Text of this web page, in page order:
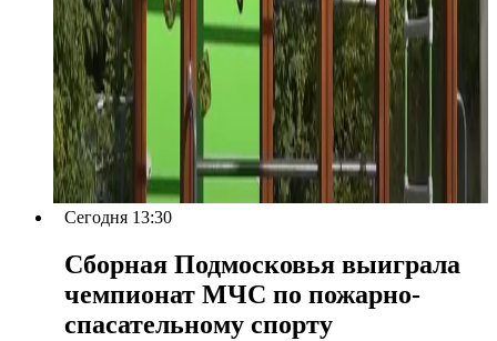
Сегодня 13:30
Сборная Подмосковья выиграла
чемпионат МЧС по пожарно-
спасательному спорту